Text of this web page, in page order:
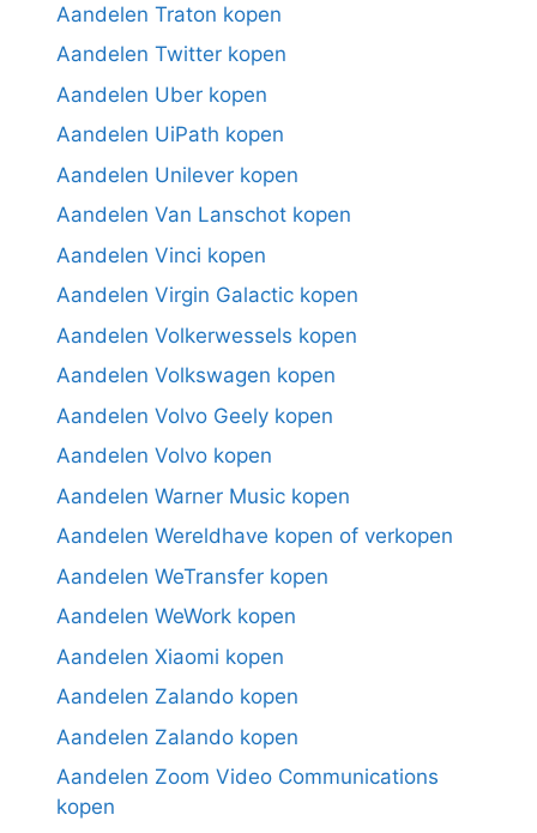
Aandelen Traton kopen
Aandelen Twitter kopen
Aandelen Uber kopen
Aandelen UiPath kopen
Aandelen Unilever kopen
Aandelen Van Lanschot kopen
Aandelen Vinci kopen
Aandelen Virgin Galactic kopen
Aandelen Volkerwessels kopen
Aandelen Volkswagen kopen
Aandelen Volvo Geely kopen
Aandelen Volvo kopen
Aandelen Warner Music kopen
Aandelen Wereldhave kopen of verkopen
Aandelen WeTransfer kopen
Aandelen WeWork kopen
Aandelen Xiaomi kopen
Aandelen Zalando kopen
Aandelen Zalando kopen
Aandelen Zoom Video Communications
kopen